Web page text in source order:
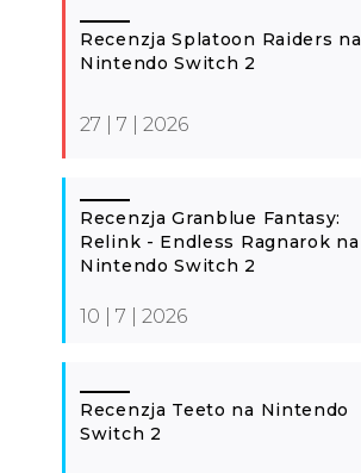
Recenzja Splatoon Raiders na
Nintendo Switch 2
27 | 7 | 2026
Recenzja Granblue Fantasy:
Relink - Endless Ragnarok na
Nintendo Switch 2
10 | 7 | 2026
Recenzja Teeto na Nintendo
Switch 2